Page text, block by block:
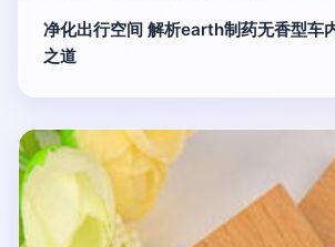
净化出行空间 解析earth制药无香型车
之道